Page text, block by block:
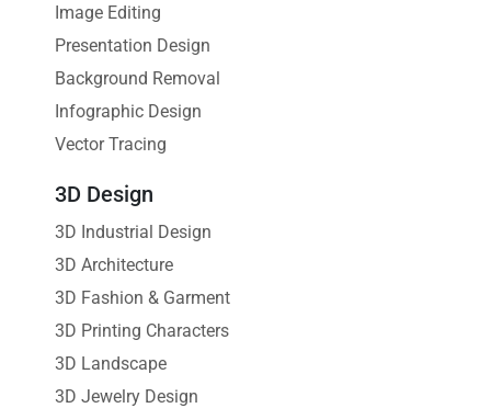
Image Editing
Presentation Design
Background Removal
Infographic Design
Vector Tracing
3D Design
3D Industrial Design
3D Architecture
3D Fashion & Garment
3D Printing Characters
3D Landscape
3D Jewelry Design